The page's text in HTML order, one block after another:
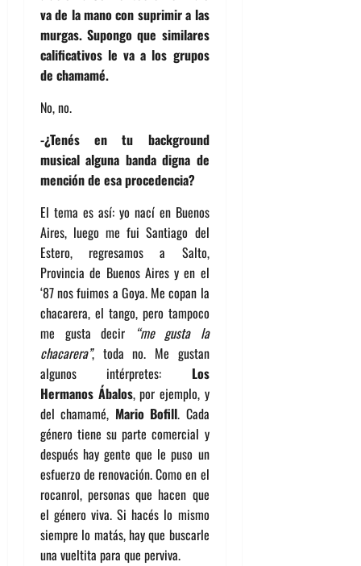
va de la mano con suprimir a las
murgas. Supongo que similares
calificativos le va a los grupos
de chamamé.
No, no.
-¿Tenés en tu background
musical alguna banda digna de
mención de esa procedencia?
El tema es así: yo nací en Buenos
Aires, luego me fui Santiago del
Estero, regresamos a Salto,
Provincia de Buenos Aires y en el
‘87 nos fuimos a Goya. Me copan la
chacarera, el tango, pero tampoco
me gusta decir
“me gusta la
chacarera”, toda no. Me gustan
algunos intérpretes: Los
Hermanos Ábalos, por ejemplo, y
del chamamé, Mario Bofill. Cada
género tiene su parte comercial y
después hay gente que le puso un
esfuerzo de renovación. Como en el
rocanrol, personas que hacen que
el género viva. Si hacés lo mismo
siempre lo matás, hay que buscarle
una vueltita para que perviva.